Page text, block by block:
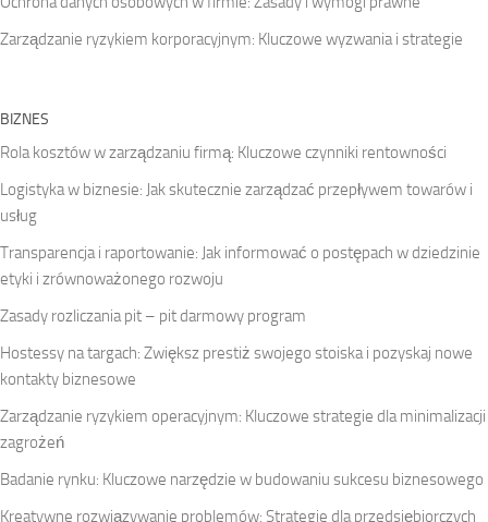
Zarządzanie ryzykiem korporacyjnym: Kluczowe wyzwania i strategie
BIZNES
Rola kosztów w zarządzaniu firmą: Kluczowe czynniki rentowności
Logistyka w biznesie: Jak skutecznie zarządzać przepływem towarów i
usług
Transparencja i raportowanie: Jak informować o postępach w dziedzinie
etyki i zrównoważonego rozwoju
Zasady rozliczania pit – pit darmowy program
Hostessy na targach: Zwiększ prestiż swojego stoiska i pozyskaj nowe
kontakty biznesowe
Zarządzanie ryzykiem operacyjnym: Kluczowe strategie dla minimalizacji
zagrożeń
Badanie rynku: Kluczowe narzędzie w budowaniu sukcesu biznesowego
Kreatywne rozwiązywanie problemów: Strategie dla przedsiębiorczych